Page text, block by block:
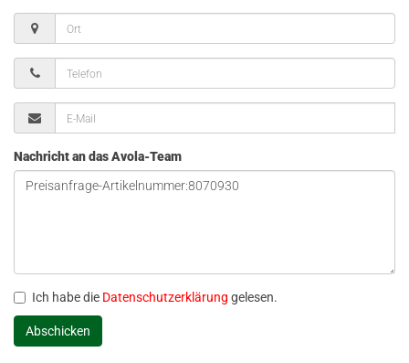
Nachricht an das Avola-Team
Ich habe die Datenschutzerklärung gelesen.